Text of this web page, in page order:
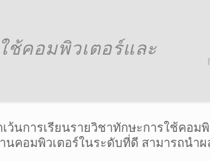
ช้คอมพิวเตอร์และ
นการเรียนรายวิชาทักษะการใช้คอม
อมพิวเตอร์ในระดับที่ดี สามารถนำ